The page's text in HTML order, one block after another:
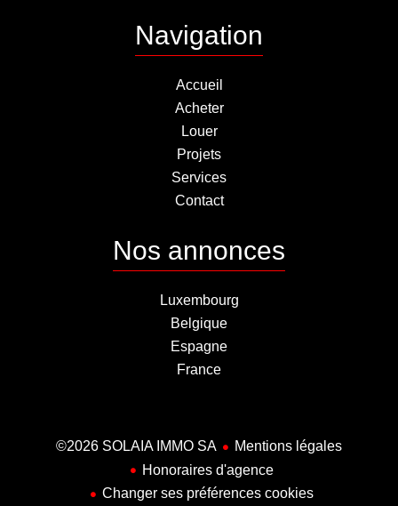
Navigation
Accueil
Acheter
Louer
Projets
Services
Contact
Nos annonces
Luxembourg
Belgique
Espagne
France
©2026 SOLAIA IMMO SA
Mentions légales
Honoraires d'agence
Changer ses préférences cookies